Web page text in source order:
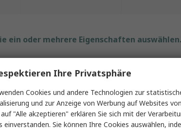
ein oder mehrere Eigenschaften auswählen.
mit Arduino Mega
Gehäuse der Entwicklungsplatine
Ihre Privatsphäre
Cookies und andere Technologien zur
und zur Anzeige von Werbung auf Websites
auf "Alle akzeptieren" erklären Sie sich mit der
einverstanden. Sie können Ihre Cookies auswählen,